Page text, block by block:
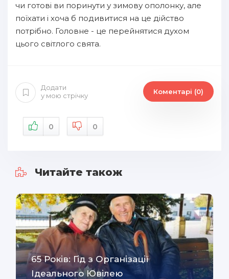
чи готові ви поринути у зимову ополонку, але
поїхати і хоча б подивитися на це дійство
потрібно. Головне - це перейнятися духом
цього світлого свята.
Додати
у мою стрічку
Коментарі (0)
0 0
Читайте також
65 Років: Гід з Організації
Ідеального Ювілею